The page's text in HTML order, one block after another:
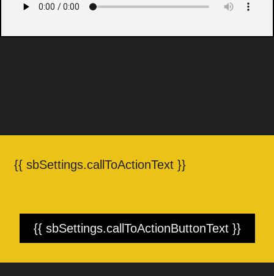
{{ sbSettings.callToActionText }}
{{ sbSettings.callToActionButtonText }}